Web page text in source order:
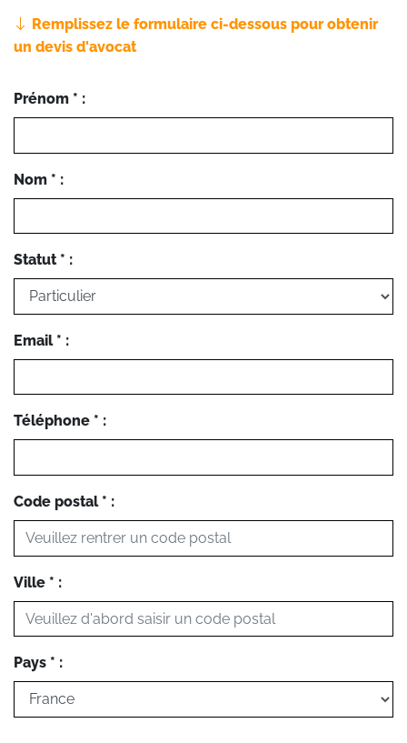
Remplissez le formulaire ci-dessous pour obtenir
un devis d'avocat
Prénom * :
Nom * :
Statut * :
Email * :
Téléphone * :
Code postal * :
Ville * :
Pays * :